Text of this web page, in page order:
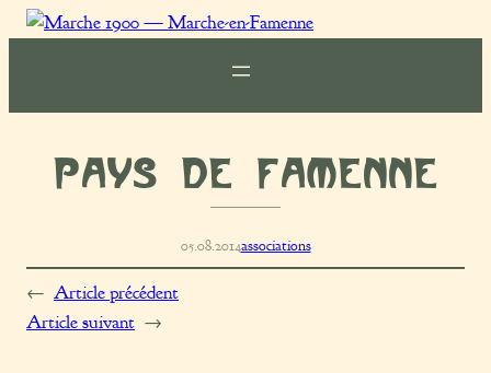
Pays de Famenne
05.08.2014associations
← Article précédent
Article suivant →